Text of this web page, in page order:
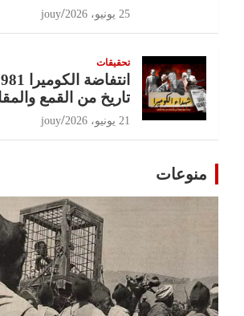
25 يونيو، 2026 jouy
تحقيقات
تاريخ من القمع
21 يونيو، 2026 jouy
منوعات